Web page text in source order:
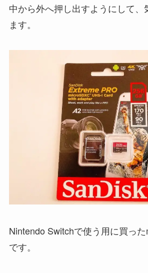
中から外へ押し出すようにして、
ます。
Nintendo Switchで使う用に買っ
です。